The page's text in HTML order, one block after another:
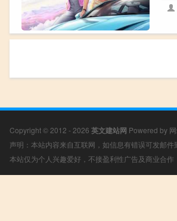
Copyright © 2012 - 2026 英文建站网 Powered by
声明：本站内容来自互联网，如信息有错误可发邮
本站仅为个人兴趣爱好，不接盈利性广告及商业合作